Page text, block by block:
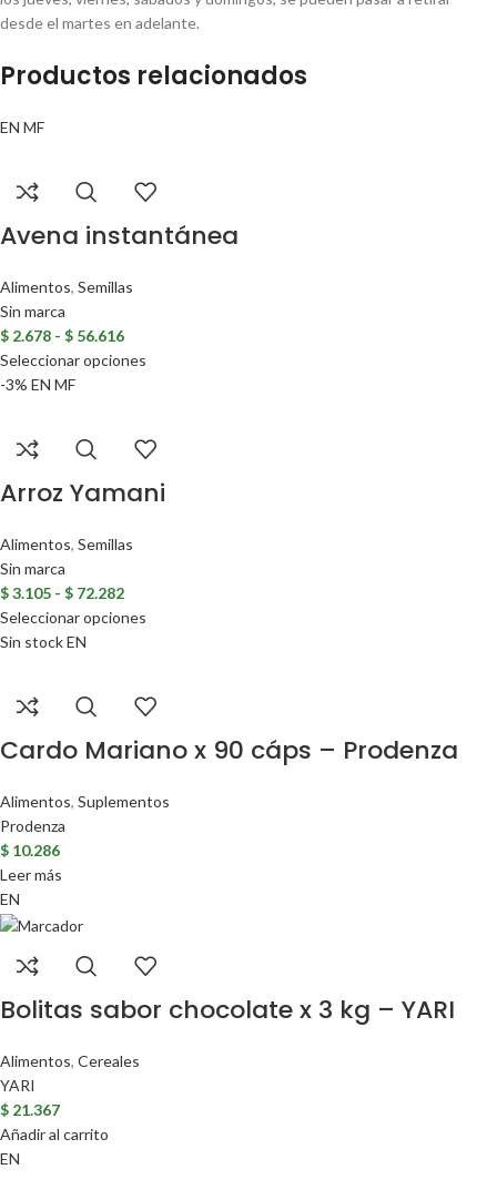
desde el martes en adelante.
Productos relacionados
EN MF
Avena instantánea
Alimentos, Semillas
Sin marca
$ 2.678 - $ 56.616
Seleccionar opciones
-3% EN MF
Arroz Yamani
Alimentos, Semillas
Sin marca
$3.105 - $ 72.282
Seleccionar opciones
Sin stockEN
Cardo Mariano x 90 cáps – Prodenza
Alimentos, Suplementos
Prodenza
$ 10.286
Leer más
EN
Bolitas sabor chocolate x 3 kg – YARI
Alimentos, Cereales
YARI
$ 21.367
Añadir al carrito
EN